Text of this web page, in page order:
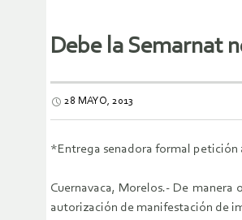
Debe la Semarnat
28 MAYO, 2013
*Entrega senadora formal
Cuernavaca, Morelos.- De
autorización de manifestación de